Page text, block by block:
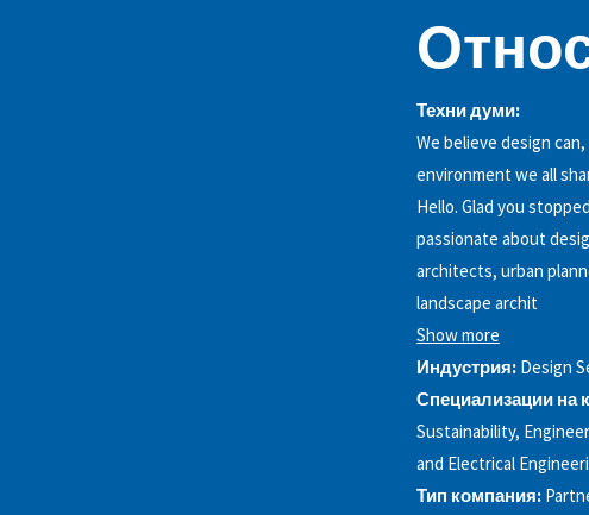
Техни думи:
We believe design
environment we all
Hello. Glad you
passionate about
architects, urban
landscape archit
Show more
Индустрия: Design
Специализации на
Sustainability,
and Electrical
Тип компания: